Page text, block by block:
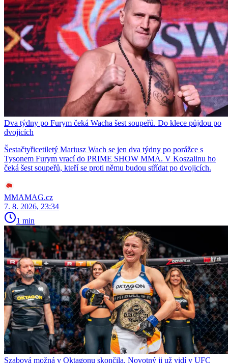
Dva týdny po Furym čeká Wacha šest soupeřů. Do klece půjdou po
dvojicích
Šestačtyřicetiletý Mariusz Wach se jen dva týdny po porážce s
Tysonem Furym vrací do PRIME SHOW MMA. V Koszalinu ho
čeká šest soupeřů, kteří se proti němu budou střídat po dvojicích.
MMAMAG.cz
7. 8. 2026, 23:34
1 min
Szabová možná v Oktagonu skončila. Novotný ji už vidí v UFC